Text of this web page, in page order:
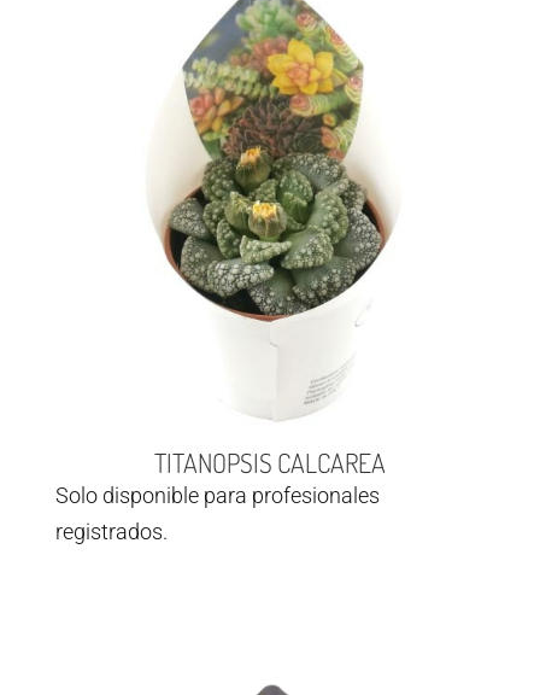
TITANOPSIS CALCAREA
Solo disponible para profesionales
registrados.